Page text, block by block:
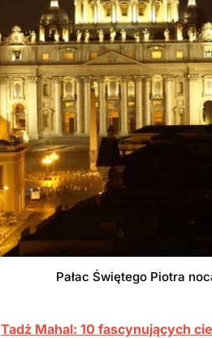
Pałac Świętego Piotra
Tadż Mahal: 10 fascynujących